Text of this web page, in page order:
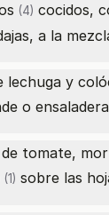
(4) cocidos,
a la
lechuga y
o
tomate,
(1) sobre las